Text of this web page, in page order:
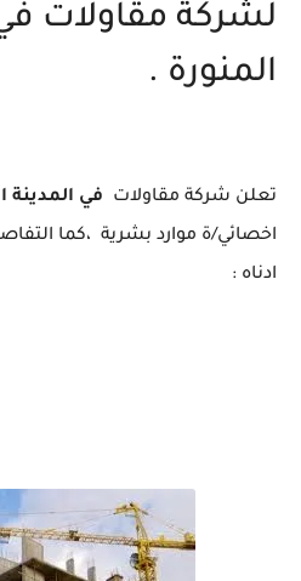
لشركة مقاولات
المنورة .
تعلن شركة مقاولات في المدينة
اخصائي/ة موارد بشرية ،كما
ادناه :